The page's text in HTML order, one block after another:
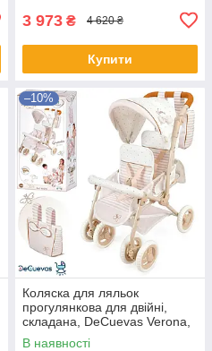
3 973 ₴ 4 620 ₴
Купити
–10%
Коляска для ляльок
прогулянкова для двійні,
складана, DeCuevas Verona,
40*70*72см, 90378
В наявності